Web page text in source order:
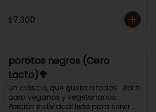
de 400 grs.
$7.300
porotos negros (Cero
Lacto)🥦
Un clásico, que gusta a todos.  Apto
para veganos y vegetarianos.
Porción individual lista para servir